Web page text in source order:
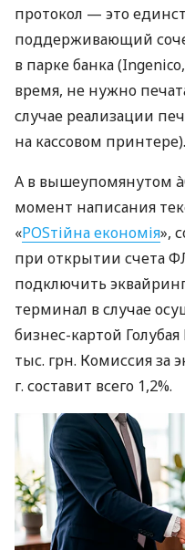
протокол — это
поддерживающий
в парке банка
время, не нужно
случае реализации
на кассовом принтере).
А в вышеупомянутом
момент написания
«POSтійна економія»,
при открытии счета
подключить
терминал в случае
бизнес-картой
тыс. грн. Комиссия за
г. составит всего 1,2%.